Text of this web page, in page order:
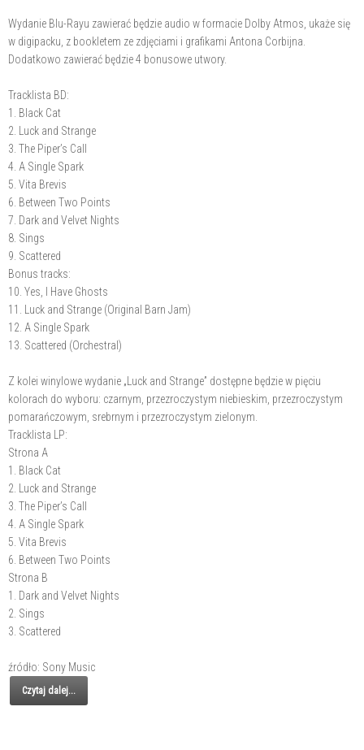
Wydanie Blu-Rayu zawierać będzie audio w formacie Dolby Atmos, ukaże się
w digipacku, z bookletem ze zdjęciami i grafikami Antona Corbijna.
Dodatkowo zawierać będzie 4 bonusowe utwory.
Tracklista BD:
1. Black Cat
2. Luck and Strange
3. The Piper’s Call
4. A Single Spark
5. Vita Brevis
6. Between Two Points
7. Dark and Velvet Nights
8. Sings
9. Scattered
Bonus tracks:
10. Yes, I Have Ghosts
11. Luck and Strange (Original Barn Jam)
12. A Single Spark
13. Scattered (Orchestral)
Z kolei winylowe wydanie „Luck and Strange” dostępne będzie w pięciu
kolorach do wyboru: czarnym, przezroczystym niebieskim, przezroczystym
pomarańczowym, srebrnym i przezroczystym zielonym.
Tracklista LP:
Strona A
1. Black Cat
2. Luck and Strange
3. The Piper’s Call
4. A Single Spark
5. Vita Brevis
6. Between Two Points
Strona B
1. Dark and Velvet Nights
2. Sings
3. Scattered
źródło: Sony Music
Czytaj dalej...